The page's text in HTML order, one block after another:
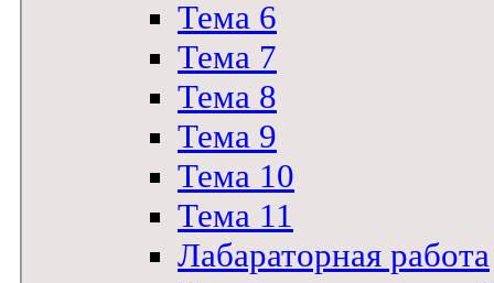
Тема 6
Тема 7
Тема 8
Тема 9
Тема 10
Тема 11
Лабараторная работа